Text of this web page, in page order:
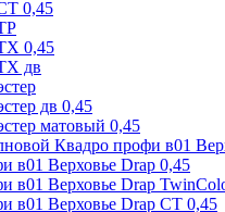
0,45
0,45
дв
дв 0,45
матовый 0,45
Квадро профи в01
в01 Верховье Drap 0,45
в01 Верховье Drap
в01 Верховье Drap СТ 0,45